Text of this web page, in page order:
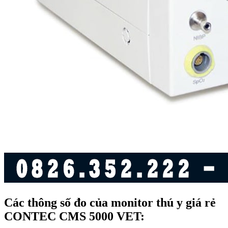
Các thông số đo của monitor thú y giá rẻ
CONTEC CMS 5000 VET: